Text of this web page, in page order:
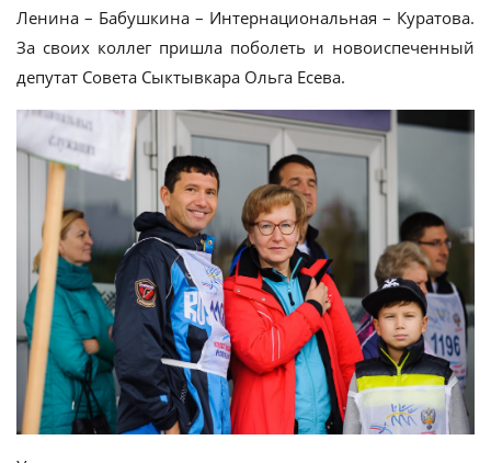
Ленина – Бабушкина – Интернациональная – Куратова.
За своих коллег пришла поболеть и новоиспеченный
депутат Совета Сыктывкара Ольга Есева.